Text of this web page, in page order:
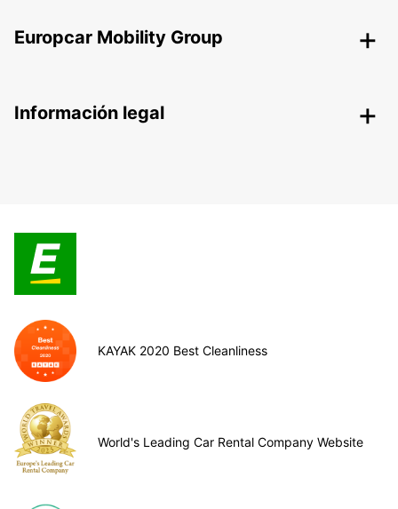
Europcar Mobility Group
Información legal
KAYAK 2020 Best Cleanliness
World's Leading Car Rental Company Website